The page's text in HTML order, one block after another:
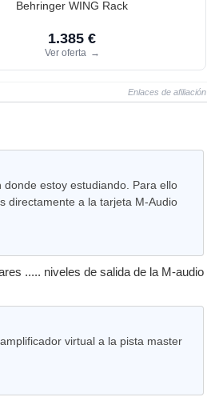
Behringer WING Rack
1.385 €
Ver oferta →
Enlaces de afiliación
estoy estudiando. Para ello
directamente a la tarjeta M-Audio
..... niveles de salida de la M-audio
virtual a la pista master